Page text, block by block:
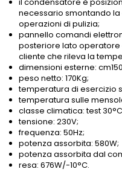
il condensatore è
necessario smontando
operazioni di pulizia;
pannello comandi
posteriore lato
cliente che rileva la
dimensioni esterne:
peso netto: 170Kg;
temperatura di esercizio
temperatura sulle
classe climatica: test 30°C
tensione: 230V;
frequenza: 50Hz;
potenza assorbita: 580W;
potenza assorbita dal
resa: 676W/-10°C.